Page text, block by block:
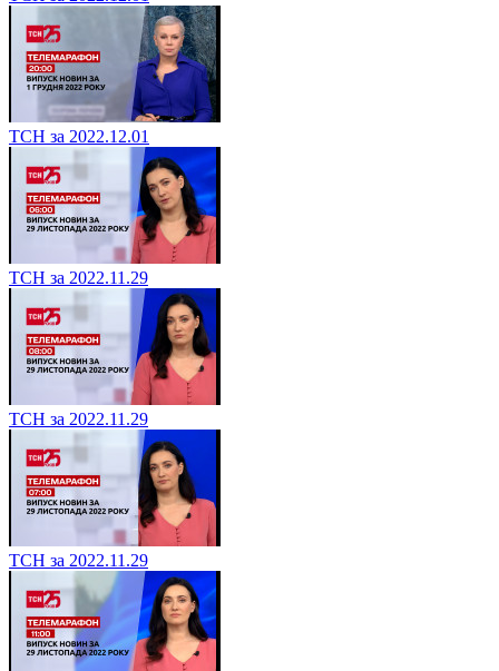
ТСН за 2022.12.01
ТСН за 2022.11.29
ТСН за 2022.11.29
ТСН за 2022.11.29